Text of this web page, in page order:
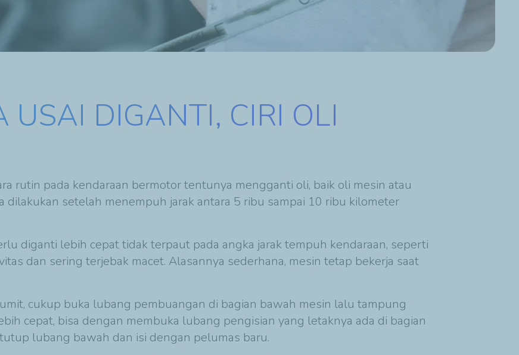
DIGANTI, CIRI OLI
rutin pada kendaraan bermotor tentunya mengganti oli, baik oli mesin atau
dilakukan setelah menempuh jarak antara 5 ribu sampai 10 ribu kilometer
diganti lebih cepat tidak terpaut pada angka jarak tempuh kendaraan, seperti
dan sering terjebak macet. Alasannya sederhana, mesin tetap bekerja saat
cukup buka lubang pembuangan di bagian bawah mesin lalu tampung
cepat, bisa dengan membuka lubang pengisian yang letaknya ada di bagian
lubang bawah dan isi dengan pelumas baru.